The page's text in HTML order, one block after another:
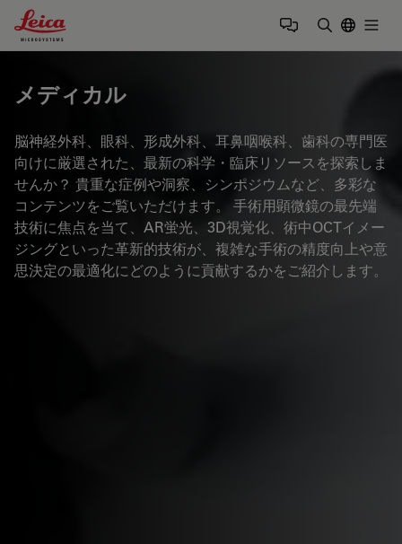
Leica Microsystems Logo
メディカル
脳神経外科、眼科、形成外科、耳鼻咽喉科、歯科の専門医
向けに厳選された、最新の科学・臨床リソースを探索しま
せんか？ 貴重な症例や洞察、シンポジウムなど、多彩な
コンテンツをご覧いただけます。 手術用顕微鏡の最先端
技術に焦点を当て、AR蛍光、3D視覚化、術中OCTイメー
ジングといった革新的技術が、複雑な手術の精度向上や意
思決定の最適化にどのように貢献するかをご紹介します。